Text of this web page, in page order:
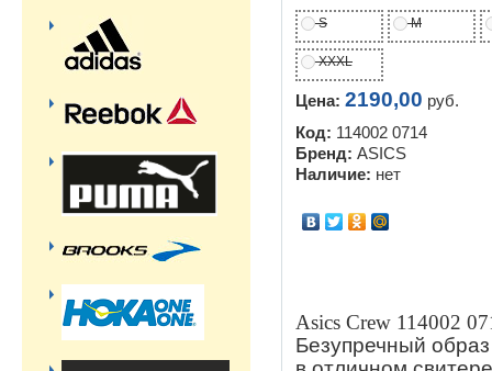
S M
XXXL
Цена: 2190,00 руб.
Код: 114002 0714
Бренд: ASICS
Наличие: нет
Asics Crew 114002
Безупречный